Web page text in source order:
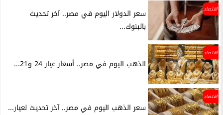
اقتصاد
سعر الدولار اليوم في مصر.. آخر تحديث
بالبنوك...
اقتصاد
الذهب اليوم في مصر.. أسعار عيار 24 و21...
اقتصاد
سعر الذهب اليوم في مصر.. آخر تحديث لعيار...